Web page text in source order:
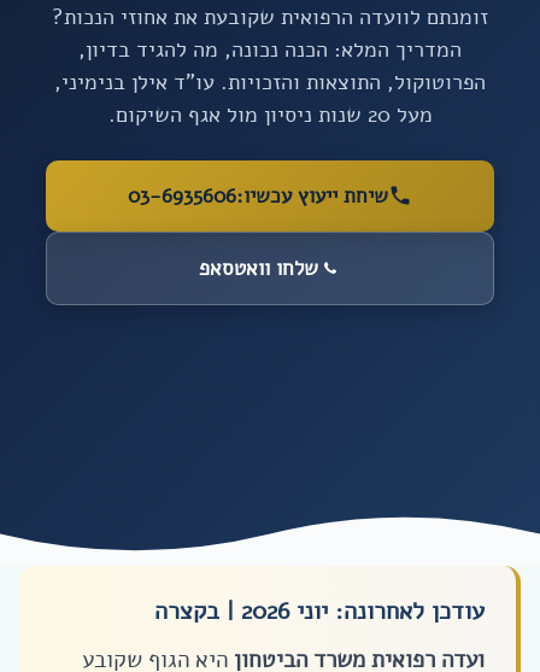
זומנתם לוועדה הרפואית שקובעת את אחוזי הנכות?
המדריך המלא: הכנה נכונה, מה להגיד בדיון,
הפרוטוקול, התוצאות והזכויות. עו”ד אילן בנימיני,
מעל 20 שנות ניסיון מול אגף השיקום.
שיחת ייעוץ עכשיו:03-6935606
שלחו וואטסאפ
עודכן לאחרונה: יוני 2026 | בקצרה
ועדה רפואית משרד הביטחון היא הגוף שקובע